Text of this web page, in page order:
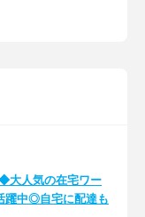
大人気の在宅ワー
躍中◎自宅に配達も